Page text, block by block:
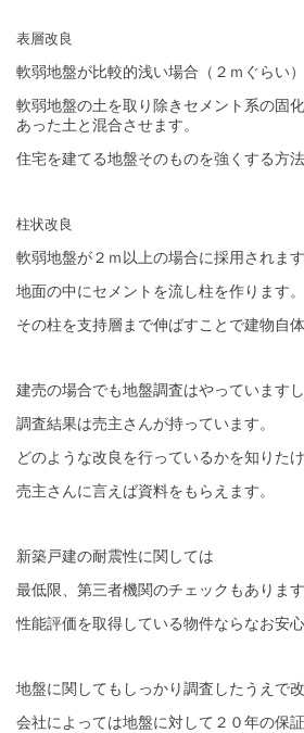
表層改良
軟弱地盤が比較的浅い場合（２ｍぐらい
軟弱地盤の土を取り除きセメント系の固
あった土と混合させます。
住宅を建てる地盤そのものを強くする方法
柱状改良
軟弱地盤が２ｍ以上の場合に採用されます
地面の中にセメントを流し柱を作ります。
その柱を支持層まで伸ばすことで建物自
建売の場合でも地盤調査はやっていますし
調査結果は売主さんが持っています。
どのような改良を行っているかを知りた
売主さんに言えば資料をもらえます。
新築戸建の耐震性に関しては
最低限、第三者機関のチェックもありま
性能評価を取得している物件ならなお安心
地盤に関してもしっかり調査したうえで
会社によっては地盤に対して２０年の保